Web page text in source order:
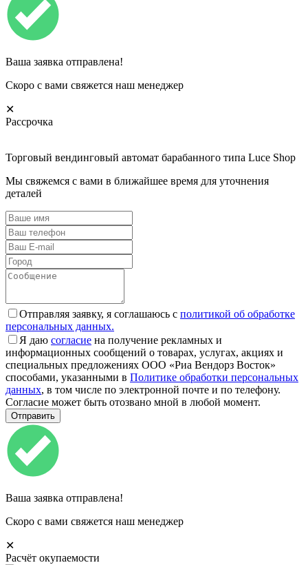
Ваша заявка отправлена!
Скоро с вами свяжется наш менеджер
✕
Рассрочка
Торговый вендинговый автомат барабанного типа Luce Shop
Мы свяжемся с вами в ближайшее время для уточнения
деталей
Отправляя заявку, я соглашаюсь с политикой об обработке
персональных данных.
Я даю согласие на получение рекламных и
информационных сообщений о товарах, услугах, акциях и
специальных предложениях ООО «Риа Вендорз Восток»
способами, указанными в Политике обработки персональных
данных, в том числе по электронной почте и по телефону.
Согласие может быть отозвано мной в любой момент.
Ваша заявка отправлена!
Скоро с вами свяжется наш менеджер
✕
Расчёт окупаемости